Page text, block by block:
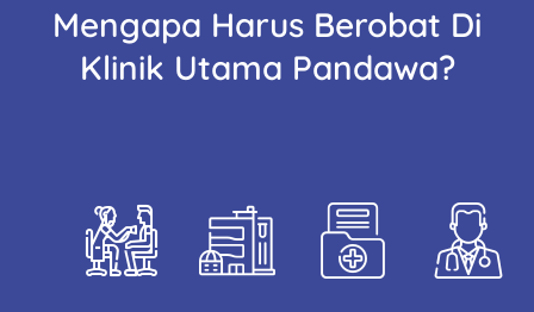
Mengapa Harus Berobat Di
Klinik Utama Pandawa?